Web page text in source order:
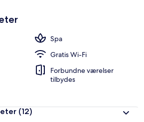
f
Spa
Gratis Wi-Fi
Forbundne værelser
tilbydes
(12)